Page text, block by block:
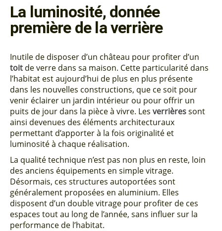
La luminosité, donnée
première de la verrière
Inutile de disposer d’un château pour profiter d’un
toit de verre dans sa maison. Cette particularité dans
l’habitat est aujourd’hui de plus en plus présente
dans les nouvelles constructions, que ce soit pour
venir éclairer un jardin intérieur ou pour offrir un
puits de jour dans la pièce à vivre. Les verrièressont
ainsi devenues des éléments architecturaux
permettant d’apporter à la fois originalité et
luminosité à chaque réalisation.
La qualité technique n’est pas non plus en reste, loin
des anciens équipements en simple vitrage.
Désormais, ces structures autoportées sont
généralement proposées en aluminium. Elles
disposent d’un double vitrage pour profiter de ces
espaces tout au long de l’année, sans influer sur la
performance de l’habitat.